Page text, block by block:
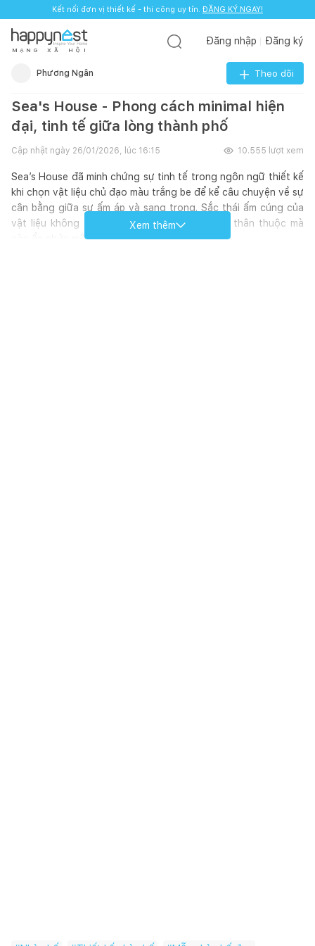
Kết nối đơn vị thiết kế - thi công uy tín. ĐĂNG KÝ NGAY!
M Ạ N G X Ã H Ộ I
Đăng nhập Đăng ký
Phương Ngân Theo dõi
Sea's House - Phong cách minimal hiện
đại, tinh tế giữa lòng thành phố
Cập nhật ngày 26/01/2026, lúc 16:15 10.555 lượt xem
Sea’s House đã minh chứng sự tinh tế trong ngôn ngữ thiết kế
khi chọn vật liệu chủ đạo màu trắng be để kể câu chuyện về sự
cân bằng giữa sự ấm áp và sang trọng. Sắc thái ấm cúng của
vật liệu không chỉ mang lại cảm giác gần gũi, thân thuộc mà
còn ẩn chứa một sự sang trọng tinh tế.
Xem thêm